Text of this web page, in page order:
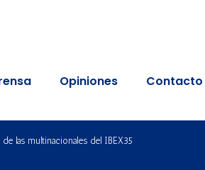
Opiniones Contacto
las multinacionales del IBEX35